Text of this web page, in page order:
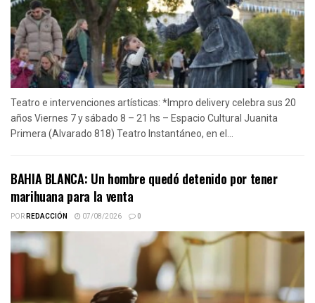
Teatro e intervenciones artísticas: *Impro delivery celebra sus 20
años Viernes 7 y sábado 8 – 21 hs – Espacio Cultural Juanita
Primera (Alvarado 818) Teatro Instantáneo, en el...
BAHIA BLANCA: Un hombre quedó detenido por tener
marihuana para la venta
PORREDACCIÓN 07/08/2026 0